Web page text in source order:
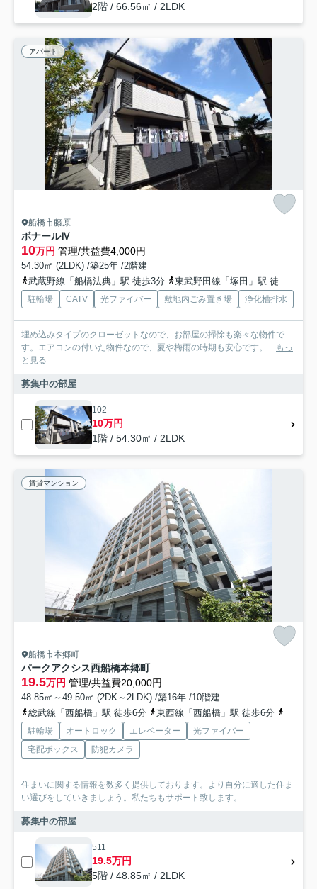
2階 / 66.56㎡ / 2LDK
アパート
船橋市藤原
ボナールⅣ
10万円 管理/共益費4,000円
54.30㎡ (2LDK) /築25年 /2階建
武蔵野線「船橋法典」駅 徒歩3分
東武野田線「塚田」駅 徒歩28分
駐輪場 CATV 光ファイバー 敷地内ごみ置き場 浄化槽排水
埋め込みタイプのクローゼットなので、お部屋の掃除も楽々な物件で
す。エアコンの付いた物件なので、夏や梅雨の時期も安心です。... もっ
と見る
募集中の部屋
102
10万円
1階 / 54.30㎡ / 2LDK
賃貸マンション
船橋市本郷町
パークアクシス西船橋本郷町
19.5万円 管理/共益費20,000円
48.85㎡～49.50㎡ (2DK～2LDK) /築16年 /10階建
総武線「西船橋」駅 徒歩6分
東西線「西船橋」駅 徒歩6分
駐輪場 オートロック エレベーター
光ファイバー
宅配ボックス
防犯カメラ
住まいに関する情報を数多く提供しております。より自分に適した住ま
い選びをしていきましょう。私たちもサポート致します。
募集中の部屋
511
19.5万円
5階 / 48.85㎡ / 2LDK